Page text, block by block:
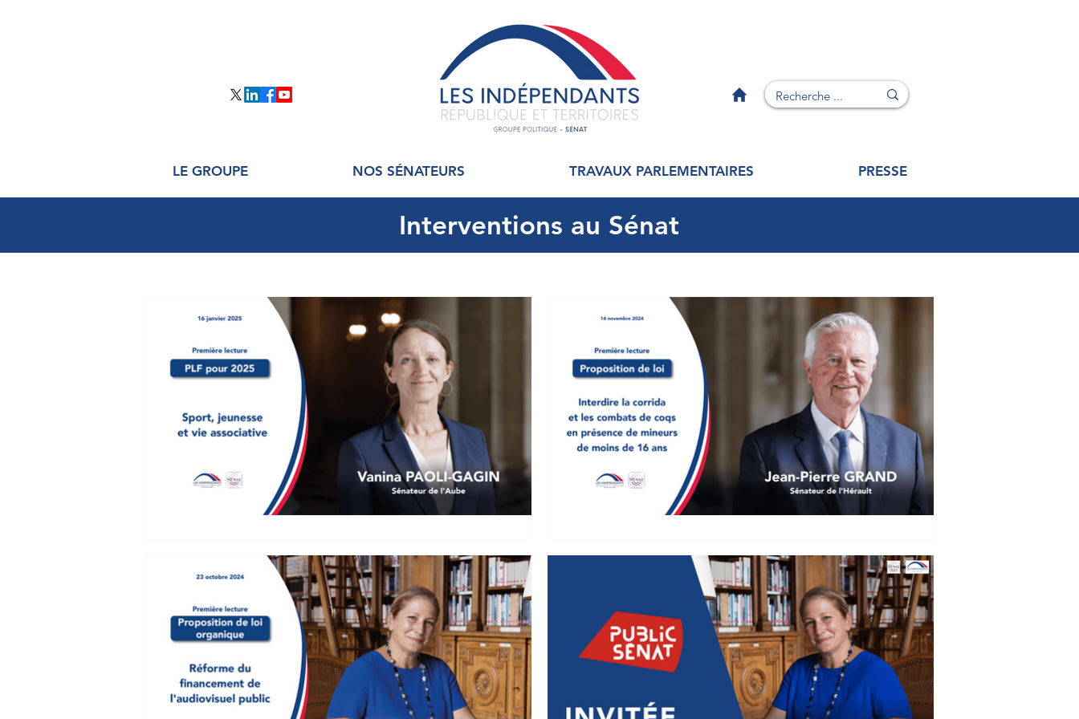
LE GROUPE NOS SÉNATEURS TRAVAUX PARLEMENTAIRES PRESSE
Interventions au Sénat
Vanina Paoli-Gagin - PLF pour 2025 : Sport,
jeunesse et vie associative
16 janvier 2025 Projet de loi de finances pour 2025 - Mission
"Aide publique au développement" - Dossier législatif
Monsieur le...
Jean-Pierre Grand : Corrida et combats de
14 novembre 2024 Proposition de loi visant à interdire la
corrida et les combats de coqs en présence de mineurs de
moins de seize ans -...